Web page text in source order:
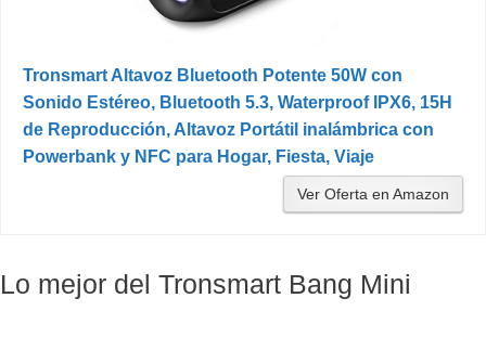
Tronsmart Altavoz Bluetooth Potente 50W con
Sonido Estéreo, Bluetooth 5.3, Waterproof IPX6, 15H
de Reproducción, Altavoz Portátil inalámbrica con
Powerbank y NFC para Hogar, Fiesta, Viaje
Ver Oferta en Amazon
Lo mejor del Tronsmart Bang Mini